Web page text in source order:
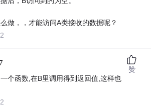
做，，才能访问A类接收的数据呢？
个函数,在B里调用得到返回值,这样也
赞